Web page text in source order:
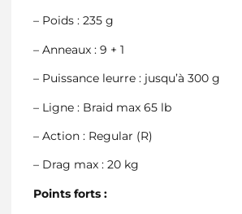
– Poids : 235 g
– Anneaux : 9 + 1
– Puissance leurre : jusqu’à 300 g
– Ligne : Braid max 65 lb
– Action : Regular (R)
– Drag max : 20 kg
Points forts :